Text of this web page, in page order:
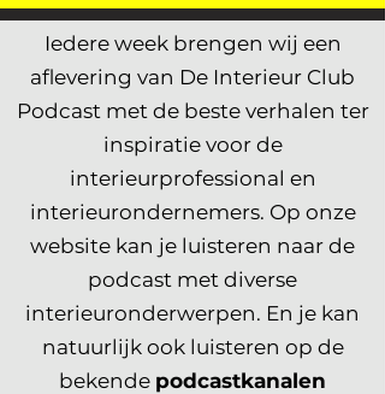
Iedere week brengen wij een
aflevering van De Interieur Club
Podcast met de beste verhalen ter
inspiratie voor de
interieurprofessional en
interieurondernemers. Op onze
website kan je luisteren naar de
podcast met diverse
interieuronderwerpen. En je kan
natuurlijk ook luisteren op de
bekende podcastkanalen